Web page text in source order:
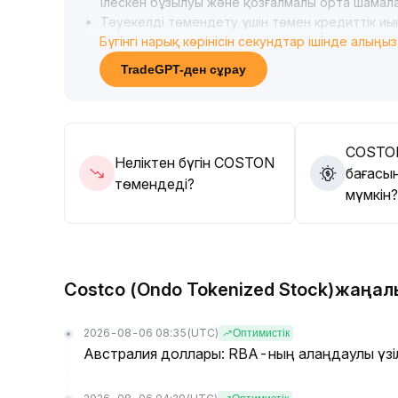
Тәуекелді төмендету үшін төмен кредиттік
түрде тоқтату стратегияларын орындау
Үзіліс құрылымы мен көлемінің сәйкестігі
бұрынғы диапазонның төменгі шекарасына
Бүгінгі нарық көрінісін секундтар ішінде алыңыз
TradeGPT-ден сұрау
Неліктен бүгін COSTON
төмендеді?
мүмкін?
Costco (Ondo Tokenized
2026-08-06 08:35 (UTC) Оптимистік
Австралия доллары: RBA-ның алаңдаулы